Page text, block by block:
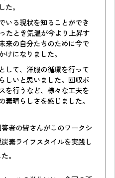
。
いる現状を知ることができ
たとき気温が今より上昇す
来の自分たちのために今で
けになりました。
して、洋服の循環を行って
しいと思いました。回収ボ
を行うなど、様々な工夫を
晴らしさを感じました。
者の皆さんがこのワークシ
素ライフスタイルを実践し
。